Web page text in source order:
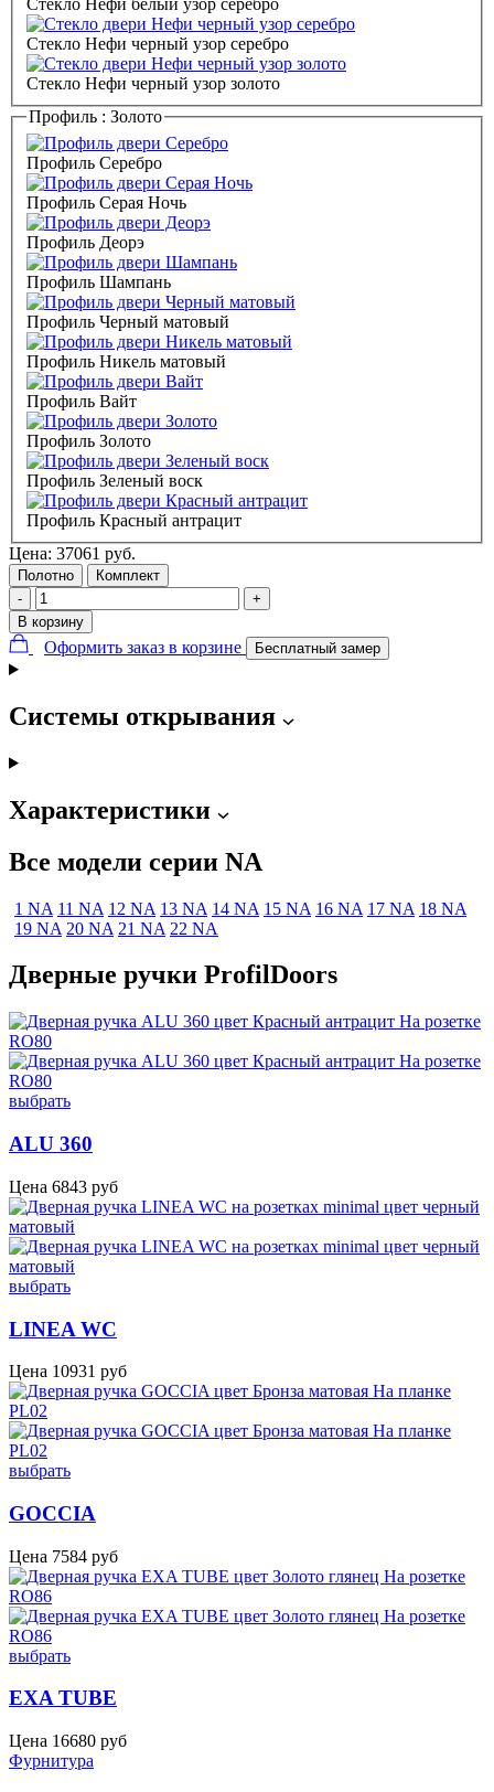
Стекло Нефи белый узор серебро
Стекло Нефи черный узор серебро
Стекло Нефи черный узор золото
Профиль : Золото
Профиль Серебро
Профиль Серая Ночь
Профиль Деорэ
Профиль Шампань
Профиль Черный матовый
Профиль Никель матовый
Профиль Вайт
Профиль Золото
Профиль Зеленый воск
Профиль Красный антрацит
Цена: 37061 руб.
Полотно
Комплект
-
+
В корзину
Оформить заказ в корзине Бесплатный замер
Системы открывания
Характеристики
Все модели серии NA
1 NA 11 NA 12 NA 13 NA 14 NA 15 NA 16 NA 17 NA 18 NA
19 NA 20 NA 21 NA 22 NA
Дверные ручки ProfilDoors
выбрать
ALU 360
Цена 6843 руб
выбрать
LINEA WC
Цена 10931 руб
выбрать
GOCCIA
Цена 7584 руб
выбрать
EXA TUBE
Цена 16680 руб
Фурнитура